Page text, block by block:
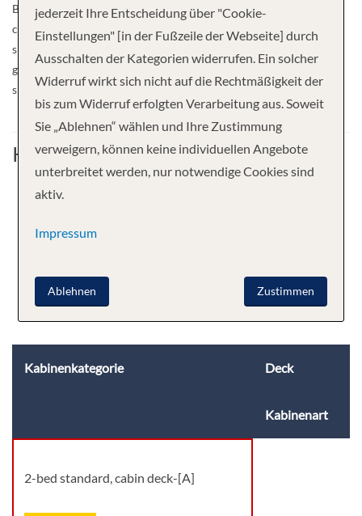
Blisnjak in honor of the project manager of the Volga-Don canal
construction. Since 2008 the ship has been called „Blisnjak“. The
ship, which was completely renovated in 2019, offers space for 43
guests in 23 cabins and is currently the only comfortable cruise
ship that sails the Yenisei between Krasnoyarsk and Dudinka.
Kabine
Kabinenkategorie Deck
Kabinenart
2-bed standard, cabin deck-[A]
jederzeit Ihre Entscheidung über "Cookie-
Einstellungen" [in der Fußzeile der Webseite] durch
Ausschalten der Kategorien widerrufen. Ein solcher
Widerruf wirkt sich nicht auf die Rechtmäßigkeit der
bis zum Widerruf erfolgten Verarbeitung aus. Soweit
Sie „Ablehnen“ wählen und Ihre Zustimmung
verweigern, können keine individuellen Angebote
unterbreitet werden, nur notwendige Cookies sind
aktiv.
Impressum
Zustimmen
Ablehnen